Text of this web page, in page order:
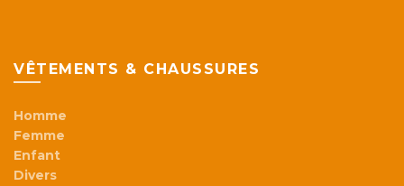
VÊTEMENTS & CHAUSSURES
Homme
Femme
Enfant
Divers